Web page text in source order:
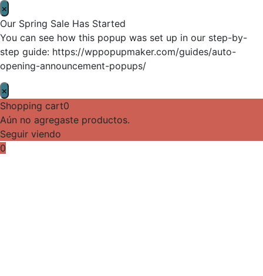
×
Our Spring Sale Has Started
You can see how this popup was set up in our step-by-
step guide: https://wppopupmaker.com/guides/auto-
opening-announcement-popups/
×
Shopping cart0
Aún no agregaste productos.
Seguir viendo
0